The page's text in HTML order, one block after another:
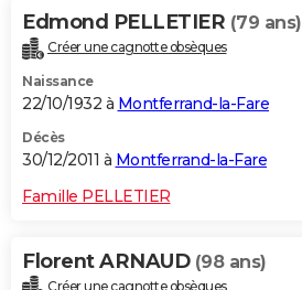
Edmond PELLETIER (79 ans)
Créer une cagnotte obsèques
Naissance
22/10/1932 à Montferrand-la-Fare
Décès
30/12/2011 à Montferrand-la-Fare
Famille PELLETIER
Florent ARNAUD (98 ans)
Créer une cagnotte obsèques